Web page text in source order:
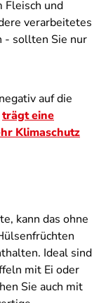
Fleisch und
verarbeitetes
- sollten Sie nur
auf die
trägt eine
Klimaschutz
kann das ohne
Ideal sind
mit Ei oder
Sie auch mit